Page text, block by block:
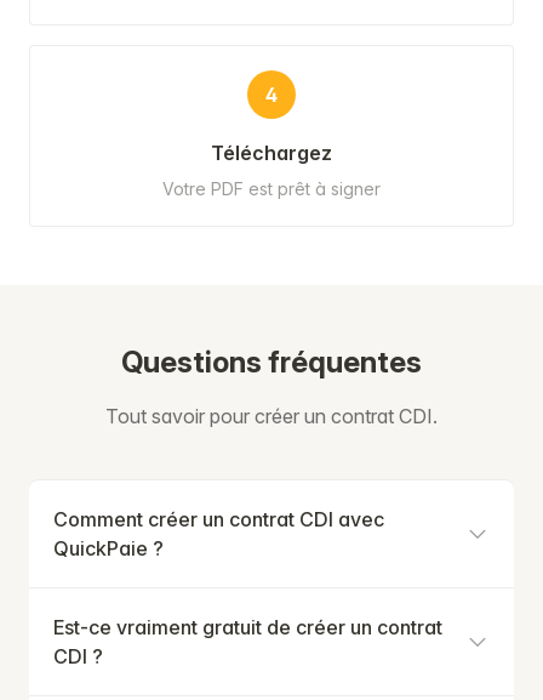
4
Téléchargez
Votre PDF est prêt à signer
Questions fréquentes
Tout savoir pour créer un contrat CDI.
Comment créer un contrat CDI avec
QuickPaie ?
Est-ce vraiment gratuit de créer un contrat
CDI ?